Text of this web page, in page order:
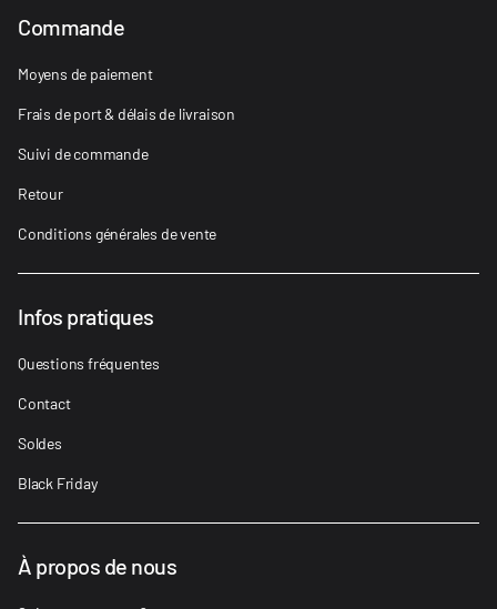
Commande
Moyens de paiement
Frais de port & délais de livraison
Suivi de commande
Retour
Conditions générales de vente
Infos pratiques
Questions fréquentes
Contact
Soldes
Black Friday
À propos de nous